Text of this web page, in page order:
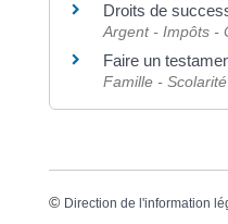
Droits de
Argent - Impôts -
Faire un
Famille - Scolarité
© Direction de l'information